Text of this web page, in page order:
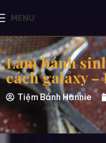
MENU
Làm bánh
cách galaxy
Tiệm Bánh Hannie